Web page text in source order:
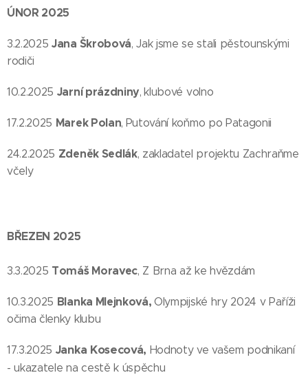
ÚNOR 2025
3.2.2025Jana Škrobová, Jak jsme se stali pěstounskými
rodiči
10.2.2025 Jarní prázdniny, klubové volno
17.2.2025 Marek Polan, Putování koňmo po Patagonii
24.2.2025 Zdeněk Sedlák, zakladatel projektu Zachraňme
včely
BŘEZEN 2025
3.3.2025 Tomáš Moravec, Z Brna až ke hvězdám
10.3.2025 Blanka Mlejnková,Olympijské hry 2024 v Paříži
očima členky klubu
17.3.2025 Janka Kosecová, Hodnoty ve vašem podnikaní
- ukazatele na cestě k úspěchu